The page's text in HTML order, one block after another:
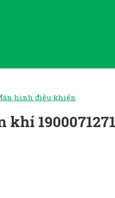
hình điều khiển
1900071271